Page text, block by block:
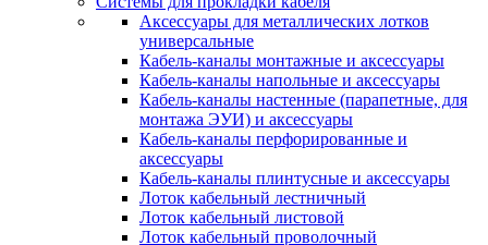
Аксессуары для металлических лотков
универсальные
Кабель-каналы монтажные и аксессуары
Кабель-каналы напольные и аксессуары
Кабель-каналы настенные (парапетные, для
монтажа ЭУИ) и аксессуары
Кабель-каналы перфорированные и
аксессуары
Кабель-каналы плинтусные и аксессуары
Лоток кабельный лестничный
Лоток кабельный листовой
Лоток кабельный проволочный